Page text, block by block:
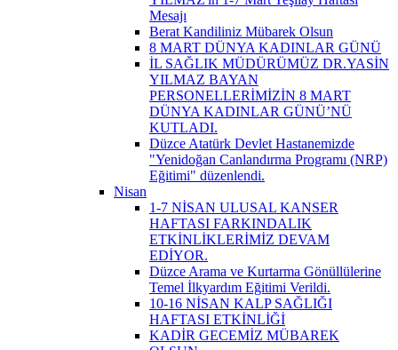
Mesajı
Berat Kandiliniz Mübarek Olsun
8 MART DÜNYA KADINLAR GÜNÜ
İL SAĞLIK MÜDÜRÜMÜZ DR.YASİN
YILMAZ BAYAN
PERSONELLERİMİZİN 8 MART
DÜNYA KADINLAR GÜNÜ’NÜ
KUTLADI.
Düzce Atatürk Devlet Hastanemizde
"Yenidoğan Canlandırma Programı (NRP)
Eğitimi" düzenlendi.
Nisan
1-7 NİSAN ULUSAL KANSER
HAFTASI FARKINDALIK
ETKİNLİKLERİMİZ DEVAM
EDİYOR.
Düzce Arama ve Kurtarma Gönüllülerine
Temel İlkyardım Eğitimi Verildi.
10-16 NİSAN KALP SAĞLIĞI
HAFTASI ETKİNLİĞİ
KADİR GECEMİZ MÜBAREK